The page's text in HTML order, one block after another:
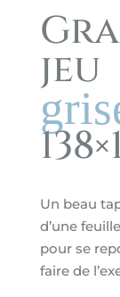
jeu
Un beau
d’une
pour se
faire de